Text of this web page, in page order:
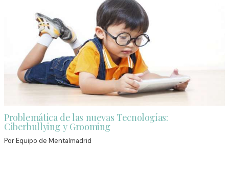
Problemática de las nuevas Tecnologías:
Ciberbullying y Grooming
PorEquipo de Mentalmadrid